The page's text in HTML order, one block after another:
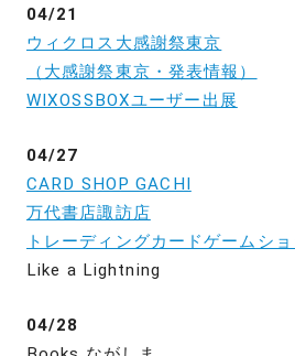
04/21
ウィクロス大感謝祭東京
（大感謝祭東京・発表情報）
WIXOSSBOXユーザー出展
04/27
CARD SHOP GACHI
万代書店諏訪店
トレーディングカードゲームシ
Like a Lightning
04/28